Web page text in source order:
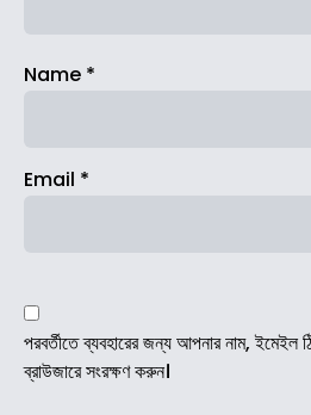
Name *
Email *
পরবর্তীতে ব্যবহারের জন্য আপনার নাম, ইমেইল
ব্রাউজারে সংরক্ষণ করুন।